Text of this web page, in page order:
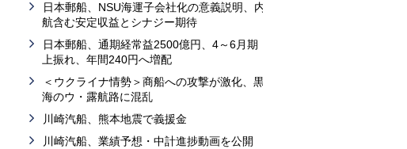
日本郵船、NSU海運子会社化の意義説明、内
航含む安定収益とシナジー期待
日本郵船、通期経常益2500億円、4～6月期
上振れ、年間240円へ増配
＜ウクライナ情勢＞商船への攻撃が激化、黒
海のウ・露航路に混乱
川崎汽船、熊本地震で義援金
川崎汽船、業績予想・中計進捗動画を公開